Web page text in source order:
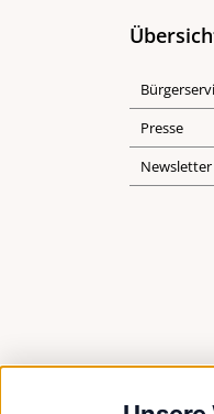
Presse